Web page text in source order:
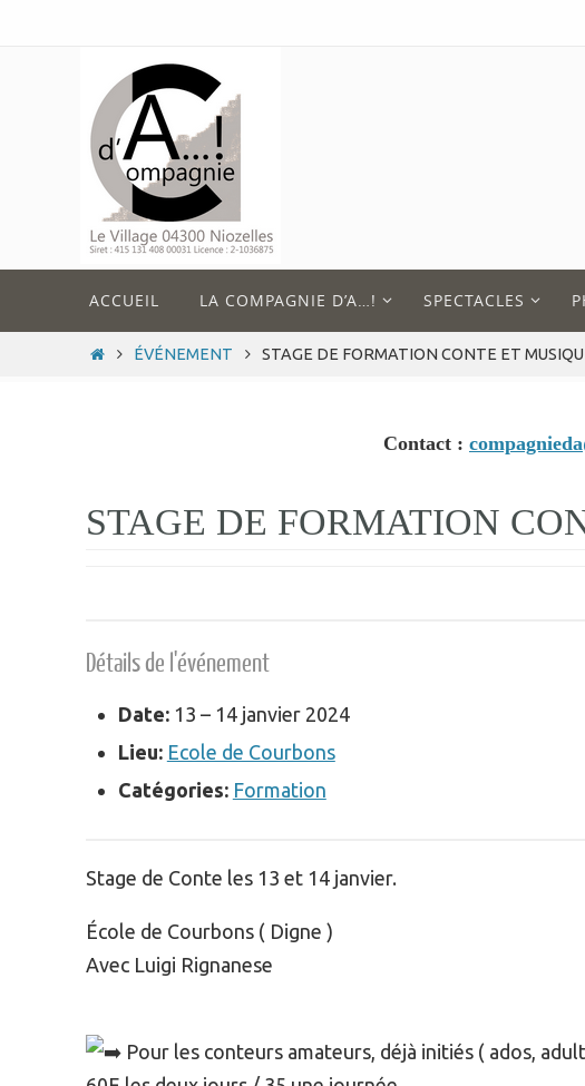
le
ACCUEIL LA COMPAGNIE D’A…! SPECTACLES
HOMEÉVÉNEMENT STAGE DE FORMATION CONTE ET
Contact :
STAGE DE FORMATION
Détails de l'événement
Date: 13 – 14 janvier 2024
Lieu: Ecole de Courbons
Catégories: Formation
Stage de Conte les 13 et 14 janvier.
École de Courbons ( Digne )
Avec Luigi Rignanese
Pour les conteurs amateurs, déjà initiés ( ados,